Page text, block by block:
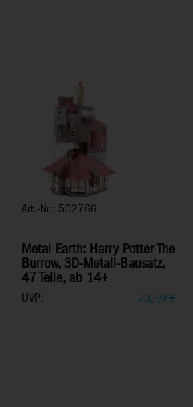
Art.-Nr.: 502766
Metal Earth: Harry Potter The
Burrow, 3D-Metall-Bausatz,
47 Teile, ab 14+
UVP: 23,99 €